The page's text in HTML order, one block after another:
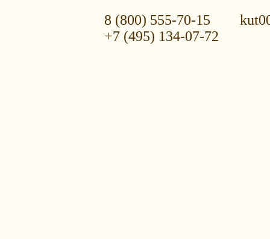
8 (800) 555-70-15
+7 (495) 134-07-72